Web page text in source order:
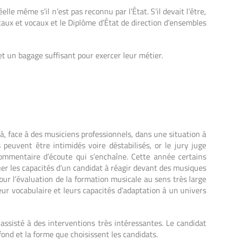
même s’il n’est pas reconnu par l’État. S’il devait l’être,
et vocaux et le Diplôme d’Étatde direction d’ensembles
un bagage suffisant pour exercer leur métier.
face à des musiciens professionnels, dans une situation à
être intimidés voire déstabilisés, or le jury juge
d’écoute qui s’enchaîne. Cette année certains
les capacités d’un candidat à réagir devant des musiques
l’évaluation de la formation musicale au sens très large
vocabulaire et leurs capacités d’adaptation à un univers
à des interventions très intéressantes. Le candidat
et la forme que choisissent les candidats.